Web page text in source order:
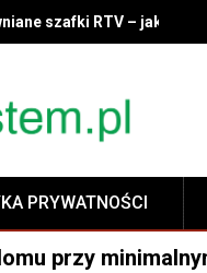
szafki RTV – jak
PRYWATNOŚCI
przy